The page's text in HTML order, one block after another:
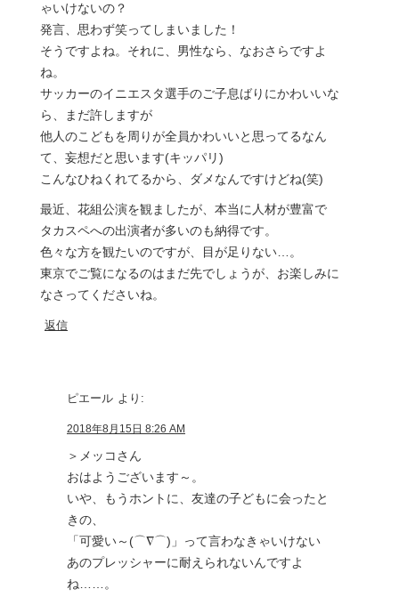
ゃいけないの？
発言、思わず笑ってしまいました！
そうですよね。それに、男性なら、なおさらですよ
ね。
サッカーのイニエスタ選手のご子息ばりにかわいいな
ら、まだ許しますが
他人のこどもを周りが全員かわいいと思ってるなん
て、妄想だと思います(キッパリ)
こんなひねくれてるから、ダメなんですけどね(笑)
最近、花組公演を観ましたが、本当に人材が豊富で
タカスペへの出演者が多いのも納得です。
色々な方を観たいのですが、目が足りない…。
東京でご覧になるのはまだ先でしょうが、お楽しみに
なさってくださいね。
返信
ピエール より:
2018年8月15日 8:26 AM
＞メッコさん
おはようございます～。
いや、もうホントに、友達の子どもに会ったと
きの、
「可愛い～(⌒∇⌒)」って言わなきゃいけない
あのプレッシャーに耐えられないんですよ
ね……。